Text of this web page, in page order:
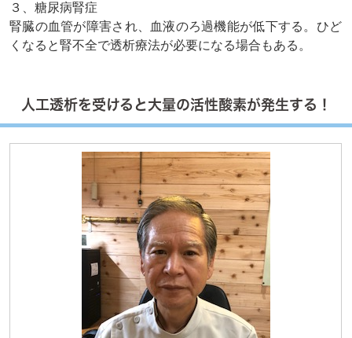
３、糖尿病腎症
腎臓の血管が障害され、血液のろ過機能が低下する。ひど
くなると腎不全で透析療法が必要になる場合もある。
人工透析を受けると大量の活性酸素が発生する！